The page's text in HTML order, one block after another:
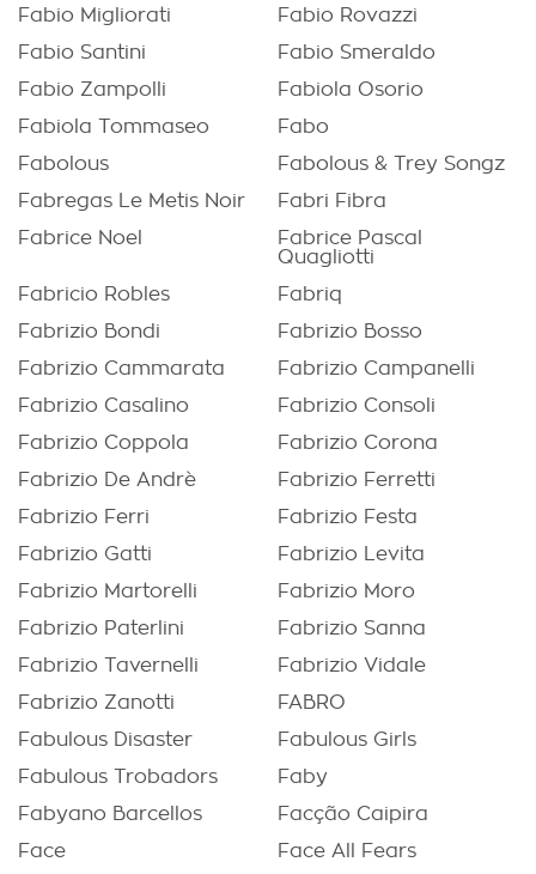
Fabio Migliorati
Fabio Rovazzi
Fabio Santini
Fabio Smeraldo
Fabio Zampolli
Fabiola Osorio
Fabiola Tommaseo
Fabo
Fabolous
Fabolous & Trey Songz
Fabregas Le Metis Noir
Fabri Fibra
Fabrice Noel
Fabrice Pascal
Quagliotti
Fabricio Robles
Fabriq
Fabrizio Bondi
Fabrizio Bosso
Fabrizio Cammarata
Fabrizio Campanelli
Fabrizio Casalino
Fabrizio Consoli
Fabrizio Coppola
Fabrizio Corona
Fabrizio De Andrè
Fabrizio Ferretti
Fabrizio Ferri
Fabrizio Festa
Fabrizio Gatti
Fabrizio Levita
Fabrizio Martorelli
Fabrizio Moro
Fabrizio Paterlini
Fabrizio Sanna
Fabrizio Tavernelli
Fabrizio Vidale
Fabrizio Zanotti
FABRO
Fabulous Disaster
Fabulous Girls
Fabulous Trobadors
Faby
Fabyano Barcellos
Facção Caipira
Face
Face All Fears